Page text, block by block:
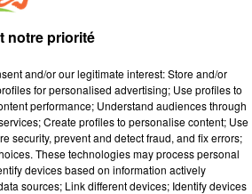
4 min 33 sec
notre priorité
and/or our legitimate interest: Store and/or
for personalised advertising; Use profiles to
performance; Understand audiences through
Create profiles to personalise content; Use
security, prevent and detect fraud, and fix errors;
These technologies may process personal
devices based on information actively
sources; Link different devices; Identify devices